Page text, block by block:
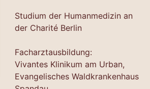
Studium der Humanmedizin an
der Charité Berlin
Facharztausbildung:
Vivantes Klinikum am Urban,
Evangelisches Waldkrankenhaus